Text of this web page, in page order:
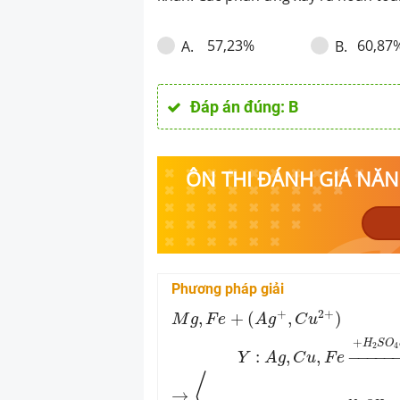
A. 57,23% B.
Đáp án đúng: B
ÔN THI ĐÁNH GIÁ
Phương pháp giải
M g, Fe + (Ag+, Cu2+)
→
Y : Ag, Cu, Fe
+H2SO4
−
Mg Fe A g +, Cu 2+ →⟨Y